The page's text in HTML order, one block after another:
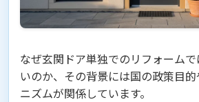
なぜ玄関ドア単独でのリフォーム
いのか、その背景には国の政策目
ニズムが関係しています。